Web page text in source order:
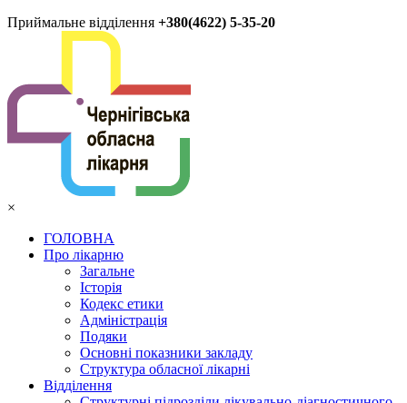
Приймальне відділення +380(4622) 5-35-20
×
ГОЛОВНА
Про лікарню
Загальне
Історія
Кодекс етики
Адміністрація
Подяки
Основні показники закладу
Структура обласної лікарні
Відділення